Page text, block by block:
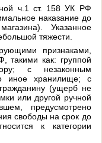
ч.1 ст. 158 УК РФ
наказание до
Указанное
тяжести.
признаками,
такими как: группой
с незаконным
иное хранилище; с
(ущерб не
или другой ручной
предусмотрено
свободы на срок до
к категории